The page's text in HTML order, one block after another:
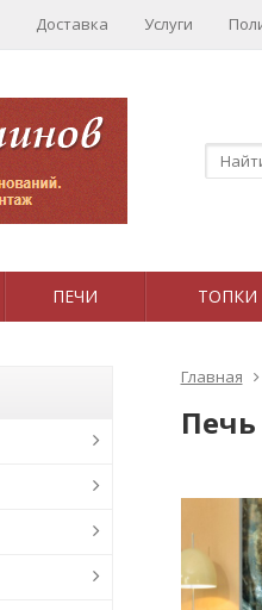
Доставка Услуги
ПЕЧИ ТОПКИ
Главная